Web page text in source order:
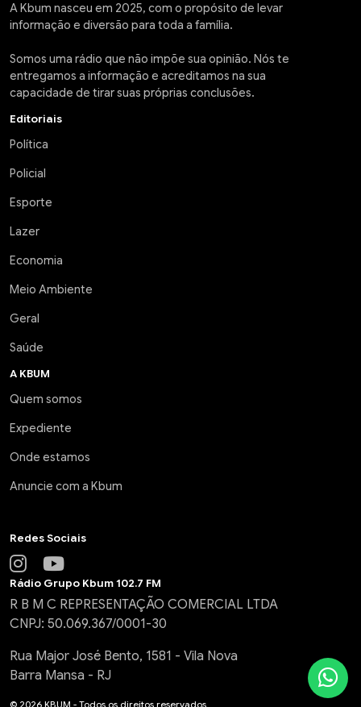
A Kbum nasceu em 2025, com o propósito de levar
informação e diversão para toda a família.
Somos uma rádio que não impõe sua opinião. Nós te
entregamos a informação e acreditamos na sua
capacidade de tirar suas próprias conclusões.
Editoriais
Política
Policial
Esporte
Lazer
Economia
Meio Ambiente
Geral
Saúde
A KBUM
Quem somos
Expediente
Onde estamos
Anuncie com a Kbum
Redes Sociais
Rádio Grupo Kbum 102.7 FM
R B M C REPRESENTAÇÃO COMERCIAL LTDA
CNPJ: 50.069.367/0001-30
Rua Major José Bento, 1581 - Vila Nova
Barra Mansa - RJ
© 2026 KBUM - Todos os direitos reservados